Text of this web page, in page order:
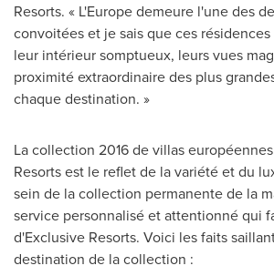
Resorts. « L'Europedemeure l'une des
convoitées et je sais que ces
leur intérieur somptueux, leurs vues
proximité extraordinaire des plus
chaque destination. »
La collection 2016 de villas
Resorts est le reflet de la variété et du
sein de la collection permanente de la
service personnalisé et attentionné qui
d'Exclusive Resorts. Voici les faits
destination de la collection :